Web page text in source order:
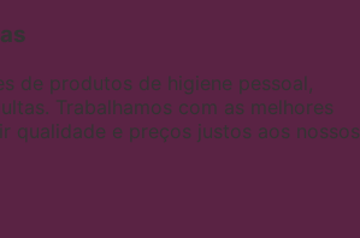
de produtos de higiene pessoal,
Trabalhamos com as melhores
qualidade e preços justos aos nossos